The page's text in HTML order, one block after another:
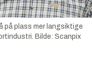
på plass mer langsiktige
Bilde: Scanpix